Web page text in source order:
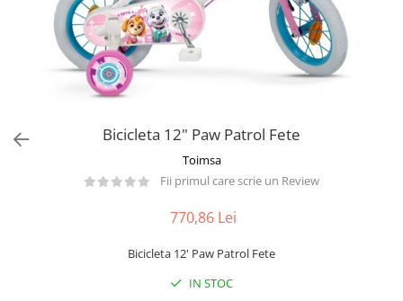
Bebeluși
Diverse
0-1 Ani
Bicicleta 12" Paw Patrol Fete
Toimsa
Fii primul care scrie un Review
770,86 Lei
Bicicleta 12' Paw Patrol Fete
IN STOC